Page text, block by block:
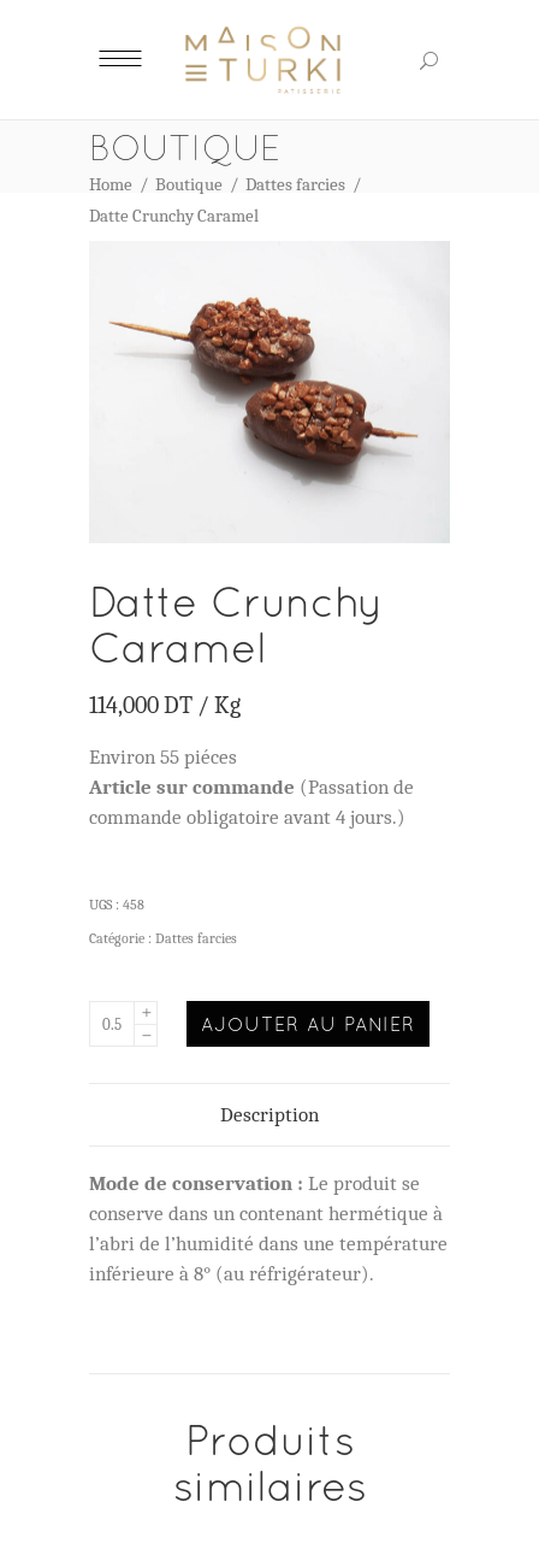
BOUTIQUE
Home / Boutique / Dattes farcies /
Datte Crunchy Caramel
Datte Crunchy
Caramel
114,000DT / Kg
Environ 55 piéces
Article sur commande (Passation de
commande obligatoire avant 4 jours.)
UGS : 458
Catégorie : Dattes farcies
AJOUTER AU PANIER
Description
Mode de conservation : Le produit se
conserve dans un contenant hermétique à
l’abri de l’humidité dans une température
inférieure à 8° (au réfrigérateur).
Produits
similaires